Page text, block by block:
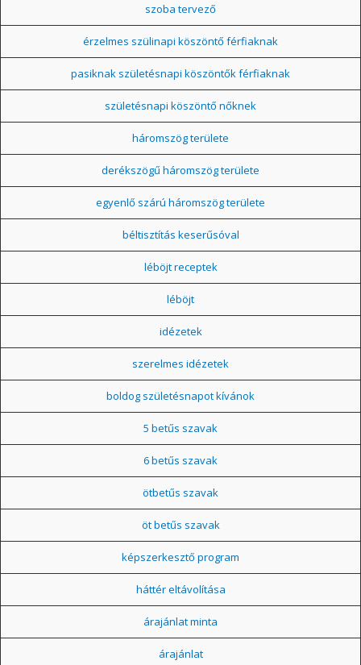
szoba tervező
érzelmes szülinapi köszöntő férfiaknak
pasiknak születésnapi köszöntők férfiaknak
születésnapi köszöntő nőknek
háromszög területe
derékszögű háromszög területe
egyenlő szárú háromszög területe
béltisztítás keserűsóval
léböjt receptek
léböjt
idézetek
szerelmes idézetek
boldog születésnapot kívánok
5 betűs szavak
6 betűs szavak
ötbetűs szavak
öt betűs szavak
képszerkesztő program
háttér eltávolítása
árajánlat minta
árajánlat